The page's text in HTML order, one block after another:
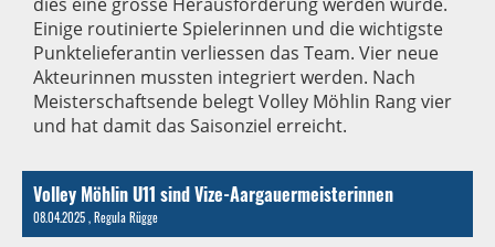
Einige routinierte Spielerinnen und die wichtigste
Punktelieferantin verliessen das Team. Vier neue
Akteurinnen mussten integriert werden. Nach
Meisterschaftsende belegt Volley Möhlin Rang vier
und hat damit das Saisonziel erreicht.
Volley Möhlin U11 sind Vize-Aargauermeisterinnen
08.04.2025, Regula Rügge